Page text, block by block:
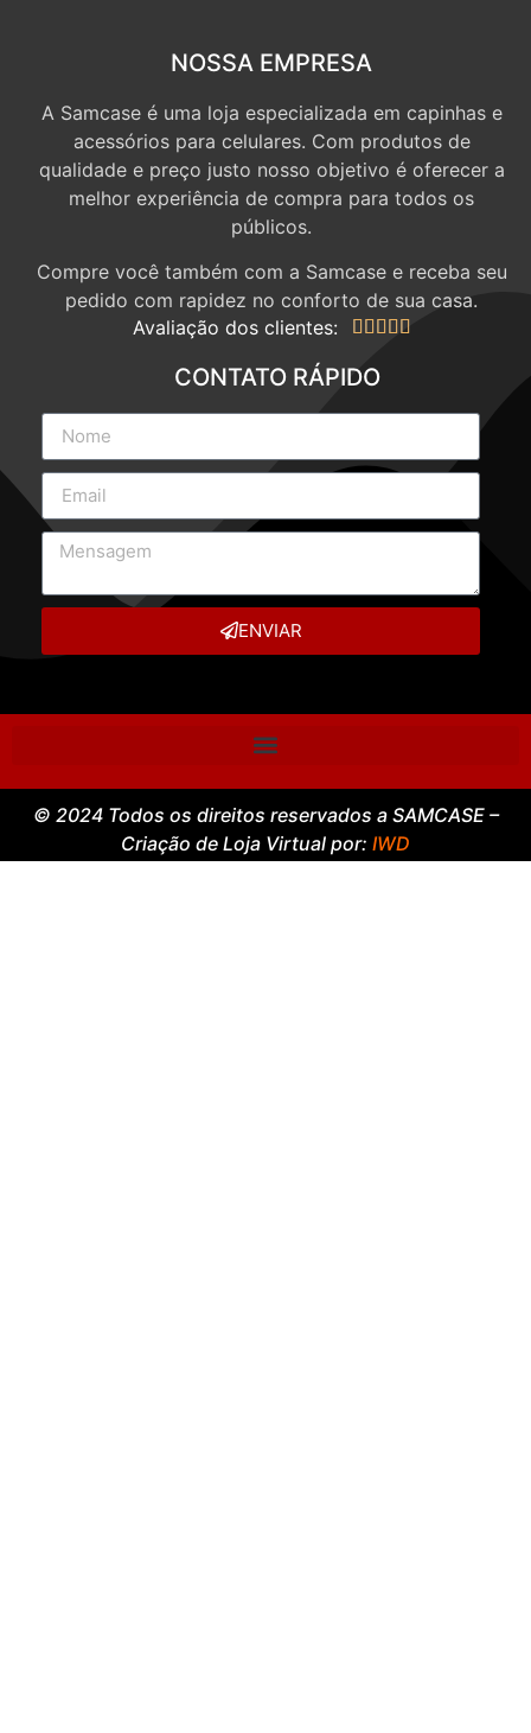
NOSSA EMPRESA
A Samcase é uma loja especializada em capinhas e
acessórios para celulares. Com produtos de
qualidade e preço justo nosso objetivo é oferecer a
melhor experiência de compra para todos os
públicos.
Compre você também com a Samcase e receba seu
pedido com rapidez no conforto de sua casa.
Avaliação dos clientes:
    
CONTATO RÁPIDO
ENVIAR
© 2024 Todos os direitos reservados a SAMCASE –
Criação de Loja Virtual por: IWD